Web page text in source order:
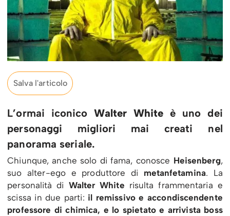
Salva l'articolo
L’ormai iconicoWalter White è uno dei
personaggi migliori mai creati nel
panorama seriale.
Chiunque, anche solo di fama, conosce Heisenberg,
suo alter-ego e produttore di metanfetamina. La
personalità di Walter White risulta frammentaria e
scissa in due parti: il remissivo e accondiscendente
professore di chimica, e lo spietato e arrivista boss